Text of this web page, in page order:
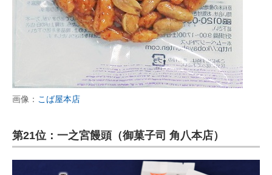
画像： こば屋本店
第21位：一之宮饅頭（御菓子司 角八本店）